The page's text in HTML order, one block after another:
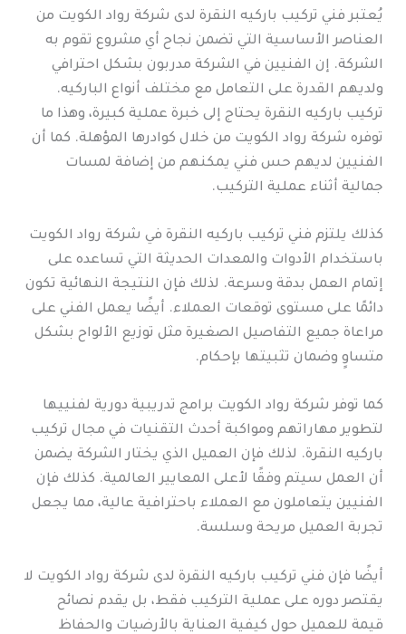
يُعتبر فني تركيب باركيه النقرة لدى شركة رواد الكويت من
العناصر الأساسية التي تضمن نجاح أي مشروع تقوم به
الشركة. إن الفنيين في الشركة مدربون بشكل احترافي
ولديهم القدرة على التعامل مع مختلف أنواع الباركيه.
تركيب باركيه النقرة يحتاج إلى خبرة عملية كبيرة، وهذا ما
توفره شركة رواد الكويت من خلال كوادرها المؤهلة. كما أن
الفنيين لديهم حس فني يمكنهم من إضافة لمسات
جمالية أثناء عملية التركيب.
كذلك يلتزم فني تركيب باركيه النقرة في شركة رواد الكويت
باستخدام الأدوات والمعدات الحديثة التي تساعده على
إتمام العمل بدقة وسرعة. لذلك فإن النتيجة النهائية تكون
دائمًا على مستوى توقعات العملاء. أيضًا يعمل الفني على
مراعاة جميع التفاصيل الصغيرة مثل توزيع الألواح بشكل
متساوٍ وضمان تثبيتها بإحكام.
كما توفر شركة رواد الكويت برامج تدريبية دورية لفنييها
لتطوير مهاراتهم ومواكبة أحدث التقنيات في مجال تركيب
باركيه النقرة. لذلك فإن العميل الذي يختار الشركة يضمن
أن العمل سيتم وفقًا لأعلى المعايير العالمية. كذلك فإن
الفنيين يتعاملون مع العملاء باحترافية عالية، مما يجعل
تجربة العميل مريحة وسلسة.
أيضًا فإن فني تركيب باركيه النقرة لدى شركة رواد الكويت لا
يقتصر دوره على عملية التركيب فقط، بل يقدم نصائح
قيمة للعميل حول كيفية العناية بالأرضيات والحفاظ